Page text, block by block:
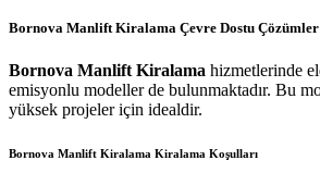
Bornova Manlift Kiralama Çevre Dostu Çözümler
Bornova Manlift Kiralama hizmetlerinde
emisyonlu modeller de bulunmaktadır. Bu
yüksek projeler için idealdir.
Bornova Manlift Kiralama Kiralama Koşulları